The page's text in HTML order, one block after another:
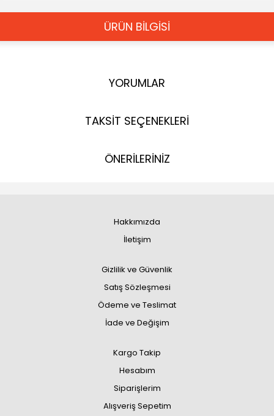
ÜRÜN BİLGİSİ
YORUMLAR
TAKSİT SEÇENEKLERİ
ÖNERİLERİNİZ
Hakkımızda
İletişim
Gizlilik ve Güvenlik
Satış Sözleşmesi
Ödeme ve Teslimat
İade ve Değişim
Kargo Takip
Hesabım
Siparişlerim
Alışveriş Sepetim